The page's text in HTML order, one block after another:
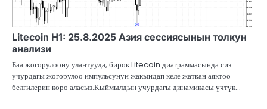
Litecoin H1: 25.8.2025 Азия сессиясынын толкун
анализи
Баа жогорулоону улантууда, бирок Litecoin диаграммасында сиз
учурдагы жогорулоо импульсунун жакындап келе жаткан аяктоо
белгилерин көрө аласыз.Кыймылдын учурдагы динамикасы үчтүк…